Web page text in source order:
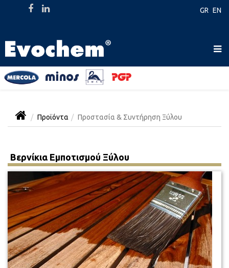
GR EN
Προϊόντα Προστασία & Συντήρηση Ξύλου
Βερνίκια Εμποτισμού Ξύλου